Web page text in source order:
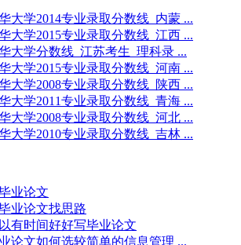
大学2014专业录取分数线_内蒙 ...
大学2015专业录取分数线_江西 ...
大学分数线_江苏考生_理科录 ...
大学2015专业录取分数线_河南 ...
大学2008专业录取分数线_陕西 ...
大学2011专业录取分数线_青海 ...
大学2008专业录取分数线_河北 ...
大学2010专业录取分数线_吉林 ...
业论文
业论文找思路
有时间好好写毕业论文
论文如何选较简单的信息管理 ...